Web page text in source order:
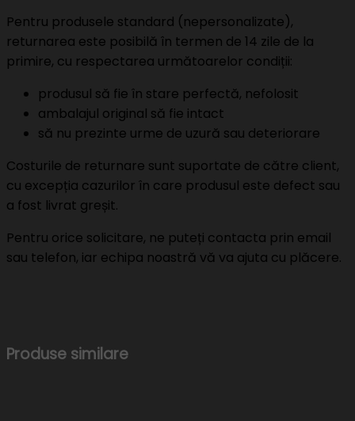
Pentru produsele standard (nepersonalizate),
returnarea este posibilă în termen de 14 zile de la
primire, cu respectarea următoarelor condiții:
produsul să fie în stare perfectă, nefolosit
ambalajul original să fie intact
să nu prezinte urme de uzură sau deteriorare
Costurile de returnare sunt suportate de către client,
cu excepția cazurilor în care produsul este defect sau
a fost livrat greșit.
Pentru orice solicitare, ne puteți contacta prin email
sau telefon, iar echipa noastră vă va ajuta cu plăcere.
Produse similare